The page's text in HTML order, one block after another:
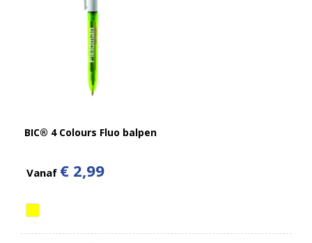
BIC® 4 Colours Fluo balpen
Vanaf € 2,99